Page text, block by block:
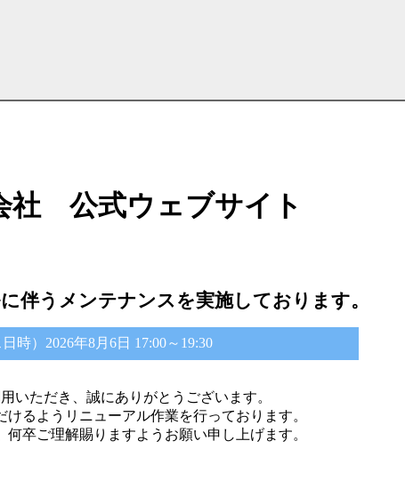
社 公式ウェブサイト
伴うメンテナンスを実施しております。
時）2026年8月6日 17:00～19:30
いただき、誠にありがとうございます。
るようリニューアル作業を行っております。
卒ご理解賜りますようお願い申し上げます。